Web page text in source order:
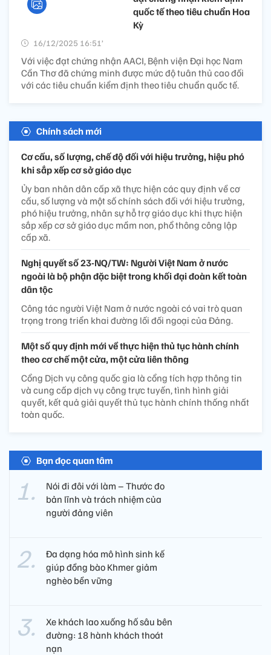
quốc tế theo tiêu chuẩn Hoa
Kỳ
16/12/2025 16:51’
Với việc đạt chứng nhận AACI, Bệnh viện Đại học Nam
Cần Thơ đã chứng minh được mức độ tuân thủ cao đối
với các tiêu chuẩn kiểm định theo tiêu chuẩn quốc tế.
Chính sách mới
Cơ cấu, số lượng, chế độ đối với hiệu trưởng, hiệu phó
khi sắp xếp cơ sở giáo dục
Ủy ban nhân dân cấp xã thực hiện các quy định về cơ
cấu, số lượng và một số chính sách đối với hiệu trưởng,
phó hiệu trưởng, nhân sự hỗ trợ giáo dục khi thực hiện
sắp xếp cơ sở giáo dục mầm non, phổ thông công lập
cấp xã.
Nghị quyết số 23-NQ/TW: Người Việt Nam ở nước
ngoài là bộ phận đặc biệt trong khối đại đoàn kết toàn
dân tộc
Công tác người Việt Nam ở nước ngoài có vai trò quan
trọng trong triển khai đường lối đối ngoại của Đảng.
Một số quy định mới về thực hiện thủ tục hành chính
theo cơ chế một cửa, một cửa liên thông
Cổng Dịch vụ công quốc gia là cổng tích hợp thông tin
và cung cấp dịch vụ công trực tuyến, tình hình giải
quyết, kết quả giải quyết thủ tục hành chính thống nhất
toàn quốc.
Bạn đọc quan tâm
Nói đi đôi với làm – Thước đo
bản lĩnh và trách nhiệm của
người đảng viên​
Đa dạng hóa mô hình sinh kế
giúp đồng bào Khmer giảm
nghèo bền vững
Xe khách lao xuống hố sâu bên
đường: 18 hành khách thoát
nạn